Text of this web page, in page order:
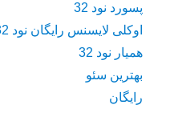
پسورد نود 32
اوکلی لایسنس رایگان نود 32
همیار نود 32
بهترین سئو
رایگان